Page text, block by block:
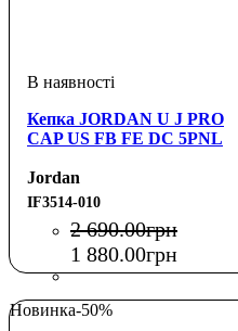
Кепка JORDAN U J PRO
CAP US FB FE DC 5PNL
Jordan
IF3514-010
2 690.00грн
1 880.00грн
Новинка-50%